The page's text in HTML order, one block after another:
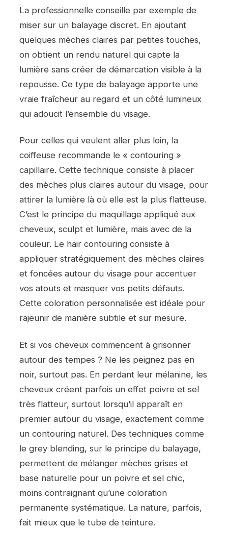
La professionnelle conseille par exemple de
miser sur un balayage discret. En ajoutant
quelques mèches claires par petites touches,
on obtient un rendu naturel qui capte la
lumière sans créer de démarcation visible à la
repousse. Ce type de balayage apporte une
vraie fraîcheur au regard et un côté lumineux
qui adoucit l’ensemble du visage.
Pour celles qui veulent aller plus loin, la
coiffeuse recommande le « contouring »
capillaire. Cette technique consiste à placer
des mèches plus claires autour du visage, pour
attirer la lumière là où elle est la plus flatteuse.
C’est le principe du maquillage appliqué aux
cheveux, sculpt et lumière, mais avec de la
couleur. Le hair contouring consiste à
appliquer stratégiquement des mèches claires
et foncées autour du visage pour accentuer
vos atouts et masquer vos petits défauts.
Cette coloration personnalisée est idéale pour
rajeunir de manière subtile et sur mesure.
Et si vos cheveux commencent à grisonner
autour des tempes ? Ne les peignez pas en
noir, surtout pas. En perdant leur mélanine, les
cheveux créent parfois un effet poivre et sel
très flatteur, surtout lorsqu’il apparaît en
premier autour du visage, exactement comme
un contouring naturel. Des techniques comme
le grey blending, sur le principe du balayage,
permettent de mélanger mèches grises et
base naturelle pour un poivre et sel chic,
moins contraignant qu’une coloration
permanente systématique. La nature, parfois,
fait mieux que le tube de teinture.